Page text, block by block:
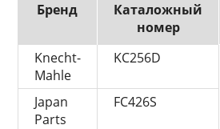
Бренд
Каталожный
номер
Knecht-
Mahle
KC256D
Japan
Parts
FC426S